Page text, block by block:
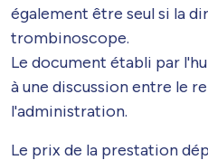
également être seul si la
trombinoscope.
Le document établi par
à une discussion entre le
l'administration.
Le prix de la prestation